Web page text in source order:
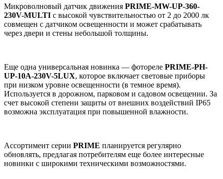
Микроволновый датчик движения PRIME-MW-UP-360-
230V-MULTI с высокой чувствительностью от 2 до 2000 лк
совмещен с датчиком освещенности и может срабатывать
через двери и стены небольшой толщины.
Еще одна универсальная новинка — фотореле PRIME-PH-
UP-10A-230V-5LUX, которое включает световые приборы
при низком уровне освещенности (в темное время).
Используется в дорожном, парковом и садовом освещении. За
счет высокой степени защиты от внешних воздействий IP65
возможна эксплуатация при повышенной влажности.
Ассортимент серии PRIME планируется регулярно
обновлять, предлагая потребителям еще более интересные
новинки с широкими техническими возможностями.